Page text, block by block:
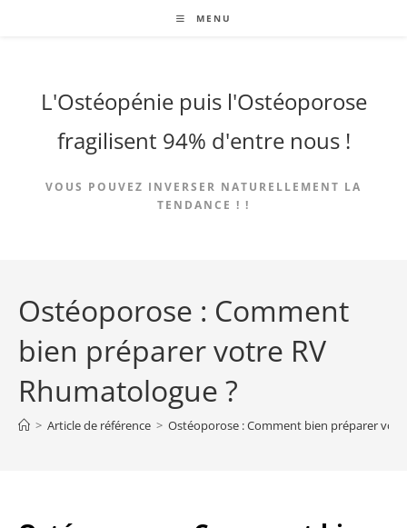
MENU
L'Ostéopénie puis l'Ostéoporose
fragilisent 94% d'entre nous !
VOUS POUVEZ INVERSER NATURELLEMENT LA
TENDANCE ! !
Ostéoporose : Comment
bien préparer votre RV
Rhumatologue ?
> Article de référence > Ostéoporose : Comment bien préparer